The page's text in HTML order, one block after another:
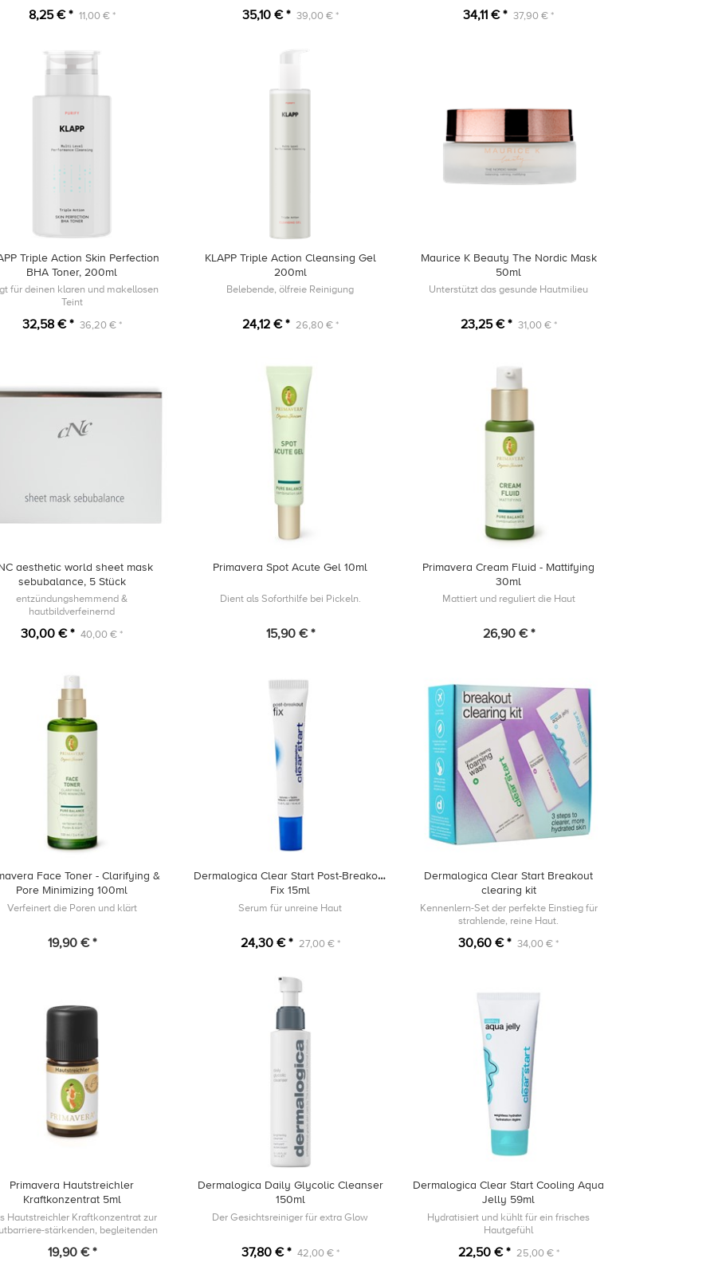
8,25 € * 11,00 € * 35,10 € * 39,00 € * 34,11 € * 37,90 € *
Triple Action Skin Perfection
BHA Toner, 200ml
für deinen klaren und makellosen
Teint
32,58 € * 36,20 € *
KLAPP Triple Action Cleansing Gel
200ml
Belebende, ölfreie Reinigung
24,12 € * 26,80 € *
Maurice K Beauty The Nordic Mask
50ml
Unterstützt das gesunde Hautmilieu
23,25 € * 31,00 € *
aesthetic world sheet mask
sebubalance, 5 Stück
entzündungshemmend &
hautbildverfeinernd
30,00 € * 40,00 € *
Primavera Spot Acute Gel 10ml
Dient als Soforthilfe bei Pickeln.
15,90 € *
Primavera Cream Fluid - Mattifying
30ml
Mattiert und reguliert die Haut
26,90 € *
Face Toner - Clarifying &
Pore Minimizing 100ml
Verfeinert die Poren und klärt
19,90 € *
Dermalogica Clear Start Post-Breakout
Fix 15ml
Serum für unreine Haut
24,30 € * 27,00 € *
Dermalogica Clear Start Breakout
clearing kit
Kennenlern-Set der perfekte Einstieg für
strahlende, reine Haut.
30,60 € * 34,00 € *
Primavera Hautstreichler
Kraftkonzentrat 5ml
Hautstreichler Kraftkonzentrat zur
stärkenden, begleitenden
19,90 € *
Dermalogica Daily Glycolic Cleanser
150ml
Der Gesichtsreiniger für extra Glow
37,80 € * 42,00 € *
Dermalogica Clear Start Cooling Aqua
Jelly 59ml
Hydratisiert und kühlt für ein frisches
Hautgefühl
22,50 € * 25,00 € *